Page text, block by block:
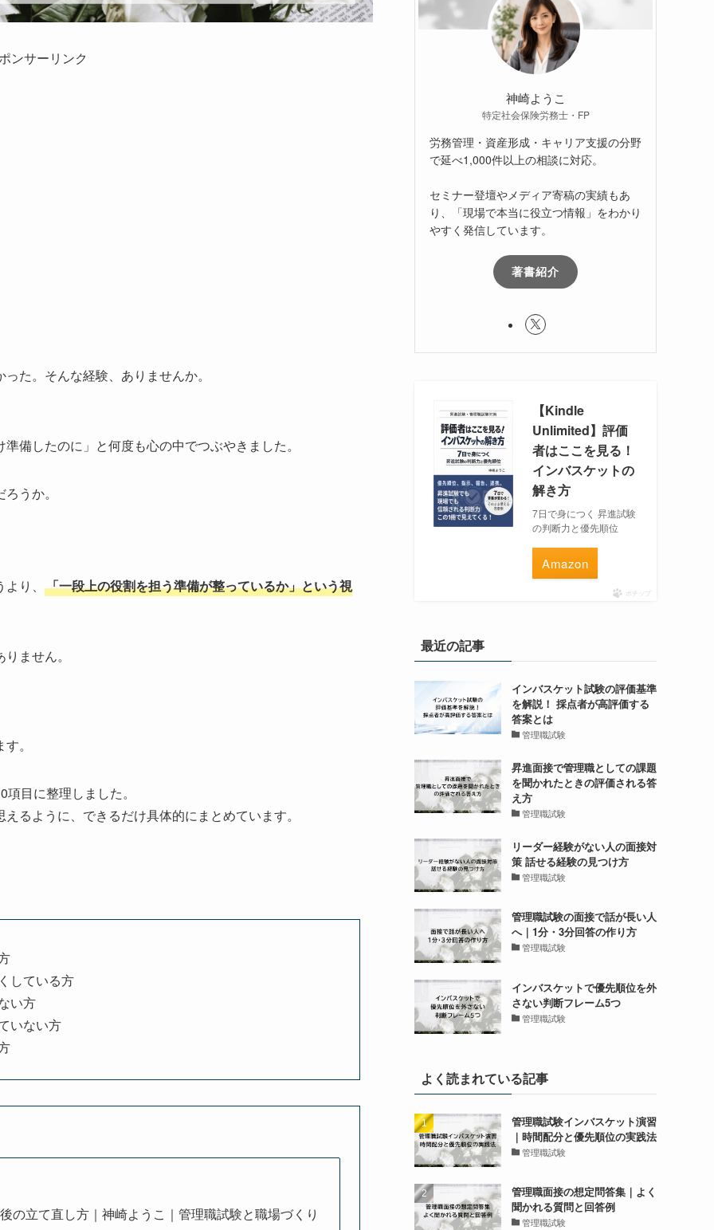
ンサーリンク
た。そんな経験、ありませんか。
備したのに」と何度も心の中でつぶやきました。
うか。
り、 「一段上の役割を担う準備が整っているか」という視
ません。
。
目に整理しました。
るように、できるだけ具体的にまとめています。
している方
い方
いない方
の立て直し方｜神崎ようこ｜管理職試験と職場づくり
神崎ようこ
特定社会保険労務士・FP
労務管理・資産形成・キャリア支援の分野
で延べ1,000件以上の相談に対応。
セミナー登壇やメディア寄稿の実績もあ
り、「現場で本当に役立つ情報」をわかり
やすく発信しています。
著書紹介
【Kindle
Unlimited】評価
者はここを見る！
インバスケットの
解き方
7日で身につく 昇進試験
の判断力と優先順位
Amazon
ポチップ
最近の記事
インバスケット試験の評価基準
を解説！ 採点者が高評価する
答案とは
管理職試験
昇進面接で管理職としての課題
を聞かれたときの評価される答
え方
管理職試験
リーダー経験がない人の面接対
策 話せる経験の見つけ方
管理職試験
管理職試験の面接で話が長い人
へ｜1分・3分回答の作り方
管理職試験
インバスケットで優先順位を外
さない判断フレーム5つ
管理職試験
よく読まれている記事
管理職試験インバスケット演習
｜時間配分と優先順位の実践法
管理職試験
管理職面接の想定問答集｜よく
聞かれる質問と回答例
管理職試験